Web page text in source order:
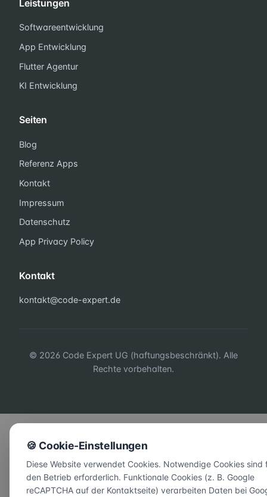
Leistungen
Softwareentwicklung
App Entwicklung
Flutter Agentur
KI Entwicklung
Seiten
Blog
Referenz Apps
Kontakt
Impressum
Datenschutz
App Privacy Policy
Kontakt
kontakt@code-expert.de
© 2026 Code Expert UG (haftungsbeschränkt). Alle
Rechte vorbehalten.
🍪 Cookie-Einstellungen
Diese Website verwendet Cookies. Notwendige Cookies sind
den Betrieb erforderlich. Funktionale Cookies (z. B. Google
reCAPTCHA auf der Kontaktseite) verarbeiten Daten bei